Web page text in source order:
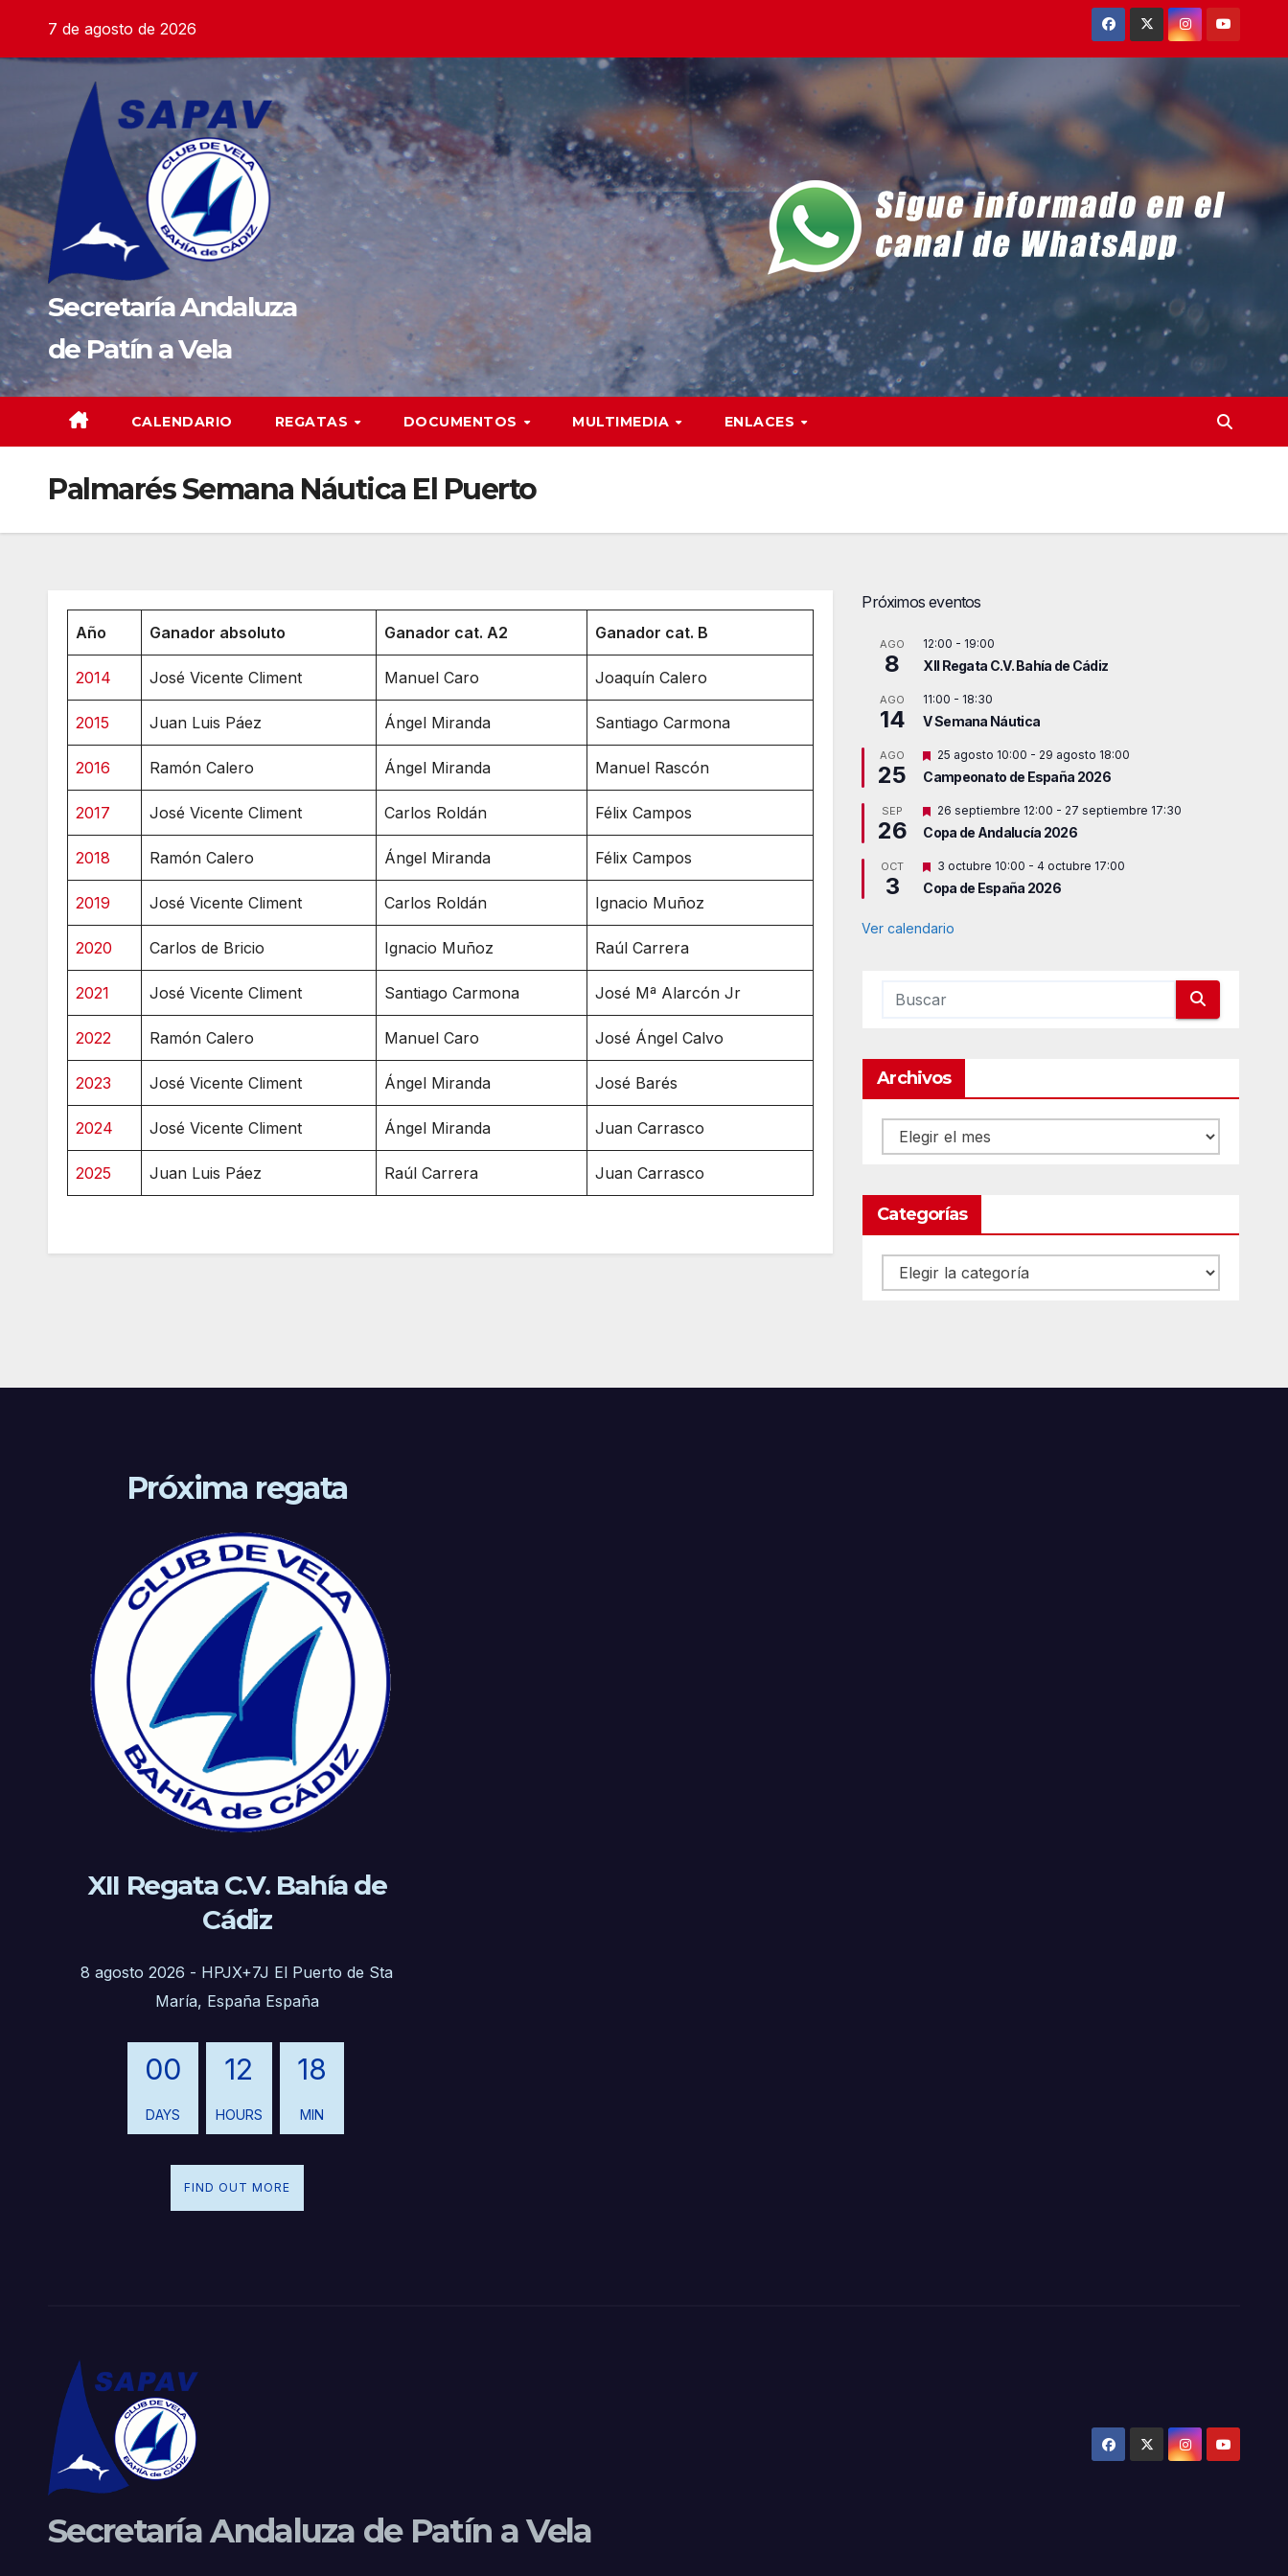
7 de agosto de 2026
Secretaría Andaluza
de Patín a Vela
CALENDARIO REGATAS DOCUMENTOS MULTIMEDIA ENLACES
Palmarés Semana Náutica El Puerto
Año Ganador absoluto Ganador cat. A2 Ganador cat. B
2014 José Vicente Climent Manuel Caro Joaquín Calero
2015 Juan Luis Páez Ángel Miranda Santiago Carmona
2016 Ramón Calero Ángel Miranda Manuel Rascón
2017 José Vicente Climent Carlos Roldán Félix Campos
2018 Ramón Calero Ángel Miranda Félix Campos
2019 José Vicente Climent Carlos Roldán Ignacio Muñoz
2020 Carlos de Bricio Ignacio Muñoz Raúl Carrera
2021 José Vicente Climent Santiago Carmona José Mª Alarcón Jr
2022 Ramón Calero Manuel Caro José Ángel Calvo
2023 José Vicente Climent Ángel Miranda José Barés
2024 José Vicente Climent Ángel Miranda Juan Carrasco
2025 Juan Luis Páez Raúl Carrera Juan Carrasco
Próximos eventos
AGO
8
12:00 - 19:00
XII Regata C.V. Bahía de Cádiz
AGO
14
11:00 - 18:30
V Semana Náutica
AGO
25
D
s
a
c
d
25 agosto 10:00 - 29 agosto 18:00
Campeonato de España 2026
SEP
26
D
s
a
c
o
26 septiembre 12:00 - 27 septiembre 17:30
Copa de Andalucía 2026
OCT
3
D
s
a
3 octubre 10:00 -4 octubre 17:00
Copa de España 2026
Ver calendario
Archivos
Archivos
Categorías
Categorías
Próxima regata
XII Regata C.V. Bahía de
Cádiz
8 agosto 2026 - HPJX+7J El Puerto de Sta
María, España España
00
DAYS
12
HOURS
18
MIN
FIND OUT MORE
Secretaría Andaluza de Patín a Vela